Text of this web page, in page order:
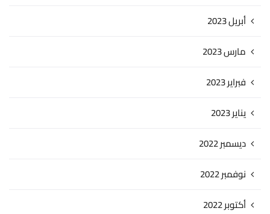
أبريل 2023
مارس 2023
فبراير 2023
يناير 2023
ديسمبر 2022
نوفمبر 2022
أكتوبر 2022